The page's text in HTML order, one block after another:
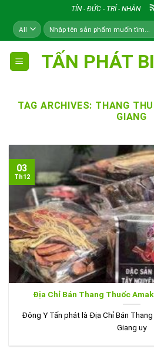
content
TÍN - ĐỨC - TRÍ - NHÂN
Tìm
kiếm:
TẤN PHÁT
TAG ARCHIVES: THANG
GIANG
Địa Chỉ Bán Thang Thuốc
Đông Y Tấn phát là Địa Chỉ Bán
Giang uy
03
Th12